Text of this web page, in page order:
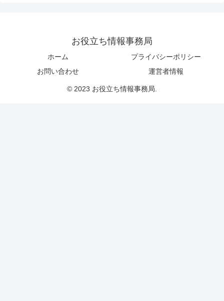
お役立ち情報事務局
ホーム
プライバシーポリシー
お問い合わせ
運営者情報
© 2023 お役立ち情報事務局.